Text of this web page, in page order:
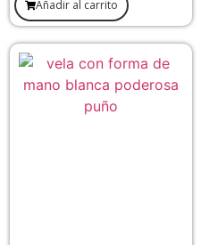
Vence
Obstáculos
Amorosos
Añadir al carrito